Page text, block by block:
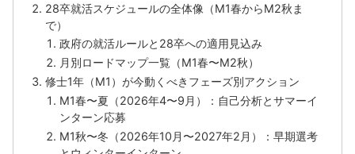
28卒就活スケジュールの全体像（M1春からM2秋ま
で）
政府の就活ルールと28卒への適用見込み
月別ロードマップ一覧（M1春〜M2秋）
修士1年（M1）が今動くべきフェーズ別アクション
M1春〜夏（2026年4〜9月）：自己分析とサマーイ
ンターン応募
M1秋〜冬（2026年10月〜2027年2月）：早期選考